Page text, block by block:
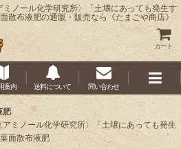
ノール化学研究所〉「土壌にあっても発生す
散布液肥の通販・販売なら《たまごや商店》
カート
案内 送料について 問い合わせ
肥
ミノール化学研究所〉「土壌にあっても発生
面散布液肥